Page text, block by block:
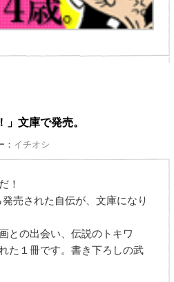
」文庫で発売。
イチオシ
！
売された自伝が、文庫になり
との出会い、伝説のトキワ
た１冊です。書き下ろしの武